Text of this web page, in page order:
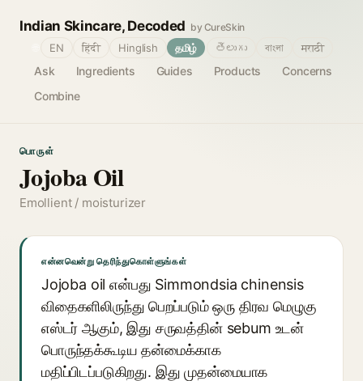
Indian Skincare, Decoded by CureSkin
Ask Ingredients Guides Products
Concerns
Combine
EN हिंदी Hinglish தமிழ் తెలుగు বাংলা मराठी
பொருள்
Jojoba Oil
Emollient / moisturizer
என்னவென்று தெரிந்துகொள்ளுங்கள்
Jojoba oil என்பது Simmondsia chinensis
விதைகளிலிருந்து பெறப்படும் ஒரு திரவ மெழுகு
எஸ்டர் ஆகும், இது சருவத்தின் sebum உடன்
பொருந்தக்கூடிய தன்மைக்காக
மதிப்பிடப்படுகிறது. இது முதன்மையாக